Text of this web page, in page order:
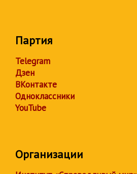
Партия
Telegram
Дзен
ВКонтакте
Одноклассники
YouTube
Организации